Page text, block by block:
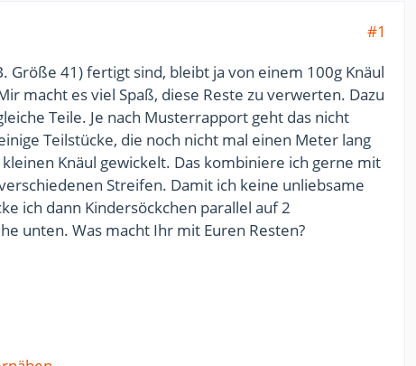
#1
Größe 41) fertigt sind, bleibt ja von einem 100g Knäul
macht es viel Spaß, diese Reste zu verwerten. Dazu
Teile. Je nach Musterrapport geht das nicht
Teilstücke, die noch nicht mal einen Meter lang
Knäul gewickelt. Das kombiniere ich gerne mit
Streifen. Damit ich keine unliebsame
ich dann Kindersöckchen parallel auf 2
unten. Was macht Ihr mit Euren Resten?